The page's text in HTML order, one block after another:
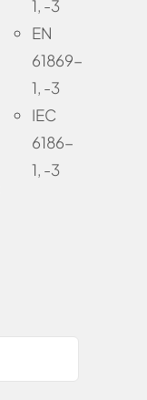
1, -3
EN
61869-
1, -3
IEC
6186-
1, -3